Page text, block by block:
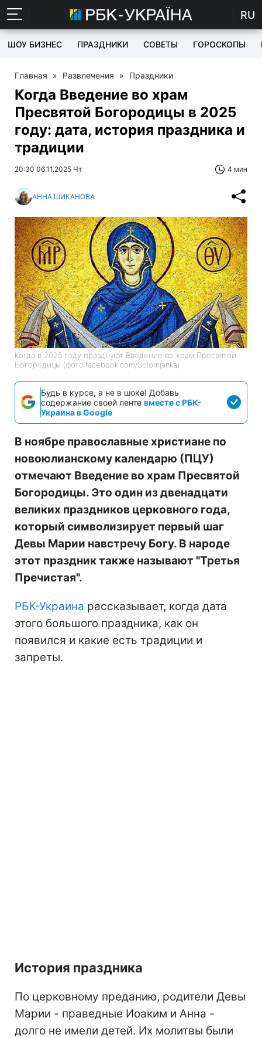
RU
ШОУ БИЗНЕС ПРАЗДНИКИ СОВЕТЫ ГОРОСКОПЫ
Главная » Развлечения » Праздники
Когда Введение во храм
Пресвятой Богородицы в 2025
году: дата, история праздника и
традиции
20:30 06.11.2025 Чт 4 мин
АННА ШИКАНОВА
Когда в 2025 году празднуют Введение во храм Пресвятой
Богородицы (фото:facebook.com/Solomjanka)
Будь в курсе, а не в шоке! Добавь
содержание своей ленте вместе с РБК-
Украина в Google
В ноябре православные христиане по
новоюлианскому календарю (ПЦУ)
отмечают Введение во храм Пресвятой
Богородицы. Это один из двенадцати
великих праздников церковного года,
который символизирует первый шаг
Девы Марии навстречу Богу. В народе
этот праздник также называют "Третья
Пречистая".
РБК-Украина рассказывает, когда дата
этого большого праздника, как он
появился и какие есть традиции и
запреты.
История праздника
По церковному преданию, родители Девы
Марии - праведные Иоаким и Анна -
долго не имели детей. Их молитвы были